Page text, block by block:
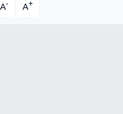
A- A+